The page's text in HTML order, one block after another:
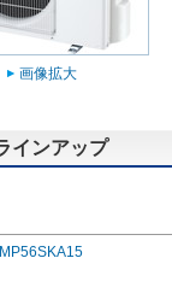
画像拡大
インアップ